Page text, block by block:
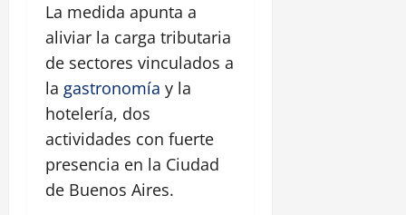
La medida apunta a
aliviar la carga tributaria
de sectores vinculados a
la gastronomía y la
hotelería, dos
actividades con fuerte
presencia en la Ciudad
de Buenos Aires.